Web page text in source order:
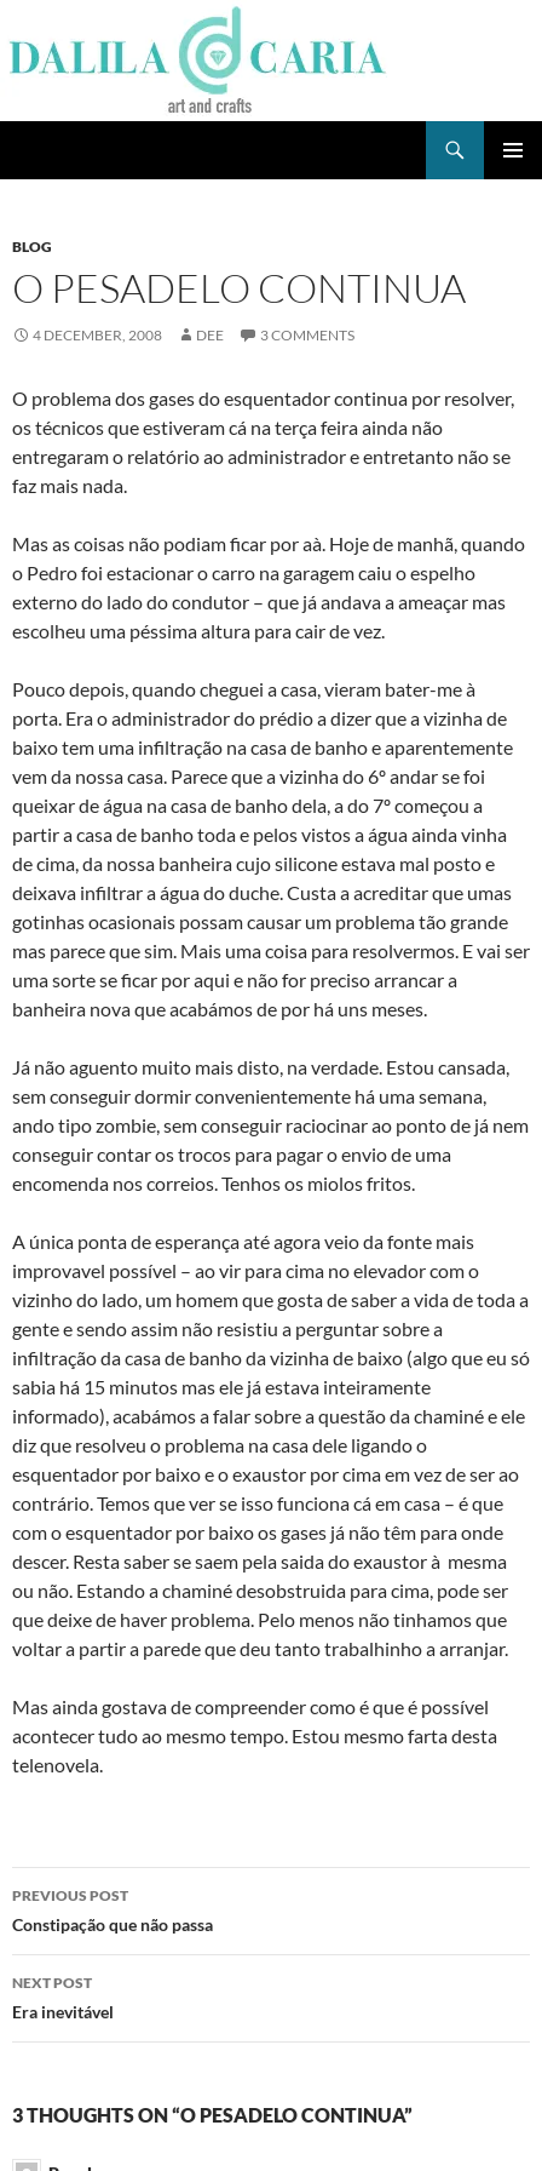
to
content
BLOG
O PESADELO CONTINUA
4 DECEMBER, 2008 DEE 3 COMMENTS
O problema dos gases do esquentador continua por resolver,
os técnicos que estiveram cá na terça feira ainda não
entregaram o relatório ao administrador e entretanto não se
faz mais nada.
Mas as coisas não podiam ficar por aà­. Hoje de manhã, quando
o Pedro foi estacionar o carro na garagem caiu o espelho
externo do lado do condutor – que já andava a ameaçar mas
escolheu uma péssima altura para cair de vez.
Pouco depois, quando cheguei a casa, vieram bater-me à
porta. Era o administrador do prédio a dizer que a vizinha de
baixo tem uma infiltração na casa de banho e aparentemente
vem da nossa casa. Parece que a vizinha do 6º andar se foi
queixar de água na casa de banho dela, a do 7º começou a
partir a casa de banho toda e pelos vistos a água ainda vinha
de cima, da nossa banheira cujo silicone estava mal posto e
deixava infiltrar a água do duche. Custa a acreditar que umas
gotinhas ocasionais possam causar um problema tão grande
mas parece que sim. Mais uma coisa para resolvermos. E vai ser
uma sorte se ficar por aqui e não for preciso arrancar a
banheira nova que acabámos de por há uns meses.
Já não aguento muito mais disto, na verdade. Estou cansada,
sem conseguir dormir convenientemente há uma semana,
ando tipo zombie, sem conseguir raciocinar ao ponto de já nem
conseguir contar os trocos para pagar o envio de uma
encomenda nos correios. Tenhos os miolos fritos.
A única ponta de esperança até agora veio da fonte mais
improvavel possível – ao vir para cima no elevador com o
vizinho do lado, um homem que gosta de saber a vida de toda a
gente e sendo assim não resistiu a perguntar sobre a
infiltração da casa de banho da vizinha de baixo (algo que eu só
sabia há 15 minutos mas ele já estava inteiramente
informado), acabámos a falar sobre a questão da chaminé e ele
diz que resolveu o problema na casa dele ligando o
esquentador por baixo e o exaustor por cima em vez de ser ao
contrário. Temos que ver se isso funciona cá em casa – é que
com o esquentador por baixo os gases já não têm para onde
descer. Resta saber se saem pela saida do exaustor à mesma
ou não. Estando a chaminé desobstruida para cima, pode ser
que deixe de haver problema. Pelo menos não tinhamos que
voltar a partir a parede que deu tanto trabalhinho a arranjar.
Mas ainda gostava de compreender como é que é possível
acontecer tudo ao mesmo tempo. Estou mesmo farta desta
telenovela.
Post
navigation
PREVIOUS POST
Constipação que não passa
NEXT POST
Era inevitável
3 THOUGHTS ON “O PESADELO CONTINUA”